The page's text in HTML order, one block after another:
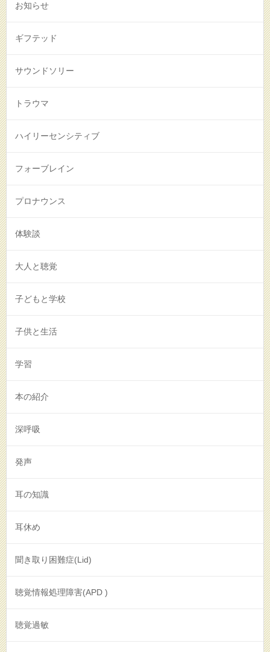
お知らせ
ギフテッド
サウンドソリー
トラウマ
ハイリーセンシティブ
フォーブレイン
プロナウンス
体験談
大人と聴覚
子どもと学校
子供と生活
学習
本の紹介
深呼吸
発声
耳の知識
耳休め
聞き取り困難症(Lid)
聴覚情報処理障害(APD )
聴覚過敏